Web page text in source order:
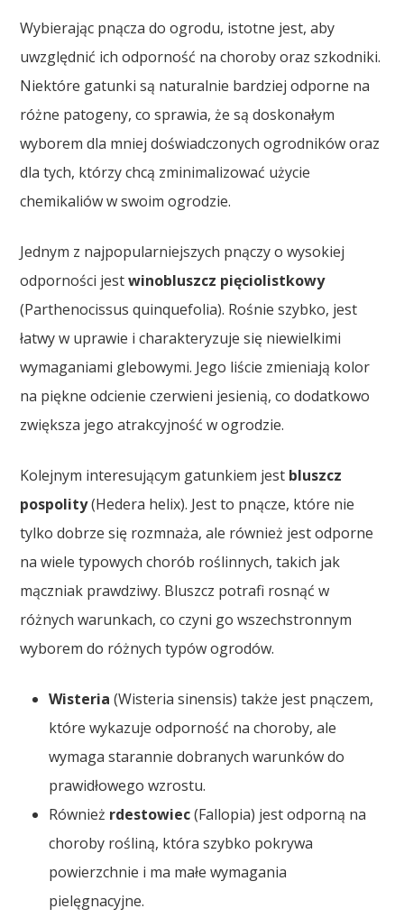
Wybierając pnącza do ogrodu, istotne jest, aby
uwzględnić ich odporność na choroby oraz szkodniki.
Niektóre gatunki są naturalnie bardziej odporne na
różne patogeny, co sprawia, że są doskonałym
wyborem dla mniej doświadczonych ogrodników oraz
dla tych, którzy chcą zminimalizować użycie
chemikaliów w swoim ogrodzie.
Jednym z najpopularniejszych pnączy o wysokiej
odporności jestwinobluszcz pięciolistkowy
(Parthenocissus quinquefolia). Rośnie szybko, jest
łatwy w uprawie i charakteryzuje się niewielkimi
wymaganiami glebowymi. Jego liście zmieniają kolor
na piękne odcienie czerwieni jesienią, co dodatkowo
zwiększa jego atrakcyjność w ogrodzie.
Kolejnym interesującym gatunkiem jest bluszcz
pospolity(Hedera helix). Jest to pnącze, które nie
tylko dobrze się rozmnaża, ale również jest odporne
na wiele typowych chorób roślinnych, takich jak
mączniak prawdziwy. Bluszcz potrafi rosnąć w
różnych warunkach, co czyni go wszechstronnym
wyborem do różnych typów ogrodów.
Wisteria (Wisteria sinensis) także jest pnączem,
które wykazuje odporność na choroby, ale
wymaga starannie dobranych warunków do
prawidłowego wzrostu.
Również rdestowiec(Fallopia) jest odporną na
choroby rośliną, która szybko pokrywa
powierzchnie i ma małe wymagania
pielęgnacyjne.